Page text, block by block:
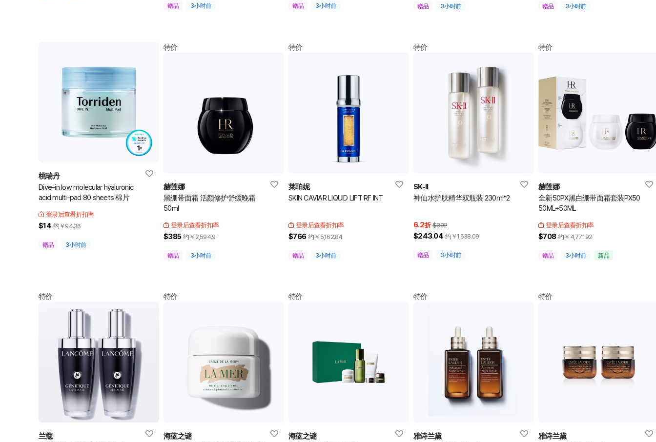
赠品 3小时前 赠品 3小时前 赠品 3小时前 赠品 3小时前
桃瑞丹
Dive-in low molecular hyaluronic
acid multi-pad 80 sheets 棉片
登录后查看折扣率
$14 约￥ 94.36
赠品 3小时前
特价
赫莲娜
黑绷带面霜 活颜修护舒缓晚霜
50ml
登录后查看折扣率
$385 约￥ 2,594.9
赠品 3小时前
特价
莱珀妮
SKIN CAVIAR LIQUID LIFT RF INT
登录后查看折扣率
$766 约￥ 5,162.84
赠品 3小时前
特价
SK-II
神仙水护肤精华双瓶装 230ml*2
6.2折 $392
$243.04 约￥1,638.09
赠品 3小时前
特价
赫莲娜
全新50PX黑白绷带面霜套装PX50
50ML+50ML
登录后查看折扣率
$708 约￥ 4,771.92
赠品 3小时前 新品
特价
兰蔻
特价
海蓝之谜
特价
海蓝之谜
特价
雅诗兰黛
特价
雅诗兰黛